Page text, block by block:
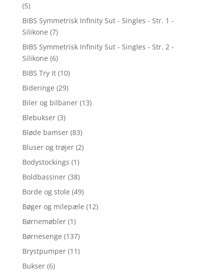
(5)
BIBS Symmetrisk Infinity Sut - Singles - Str. 1 -
Silikone (7)
BIBS Symmetrisk Infinity Sut - Singles - Str. 2 -
Silikone (6)
BIBS Try It (10)
Bideringe (29)
Biler og bilbaner (13)
Blebukser (3)
Bløde bamser (83)
Bluser og trøjer (2)
Bodystockings (1)
Boldbassiner (38)
Borde og stole (49)
Bøger og milepæle (12)
Børnemøbler (1)
Børnesenge (137)
Brystpumper (11)
Bukser (6)